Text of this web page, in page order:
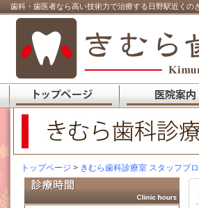
歯科・歯医者なら高い技術力で治療する日野駅近く
トップページ > きむら歯科診療室 スタッフブ